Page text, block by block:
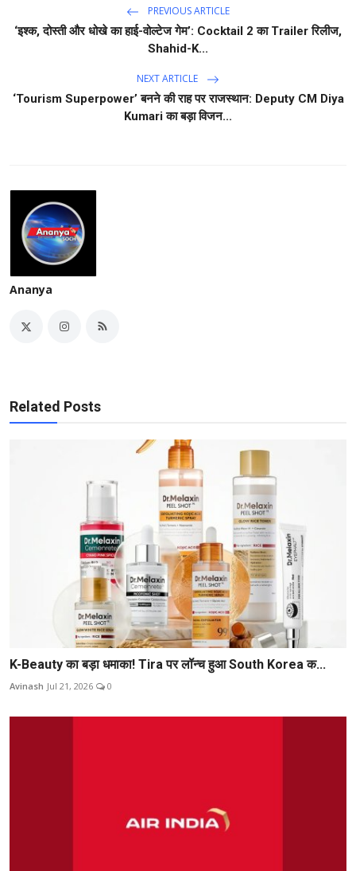
PREVIOUS ARTICLE
‘इश्क, दोस्ती और धोखे का हाई-वोल्टेज गेम’: Cocktail 2 का Trailer रिलीज,
Shahid-K...
NEXT ARTICLE
‘Tourism Superpower’ बनने की राह पर राजस्थान: Deputy CM Diya
Kumari का बड़ा विजन...
Ananya
Related Posts
K-Beauty का बड़ा धमाका! Tira पर लॉन्च हुआ South Korea क...
Avinash Jul 21, 2026 0